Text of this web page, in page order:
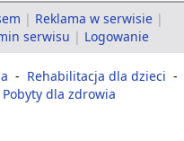
| Reklama w serwisie |
serwisu | Logowanie
- Rehabilitacja dla dzieci -
Pobyty dla zdrowia